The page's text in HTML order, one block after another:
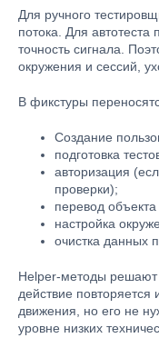
Для ручного
потока. Для автотеста
точность сигнала.
окружения и сессий,
В фикстуры
Создание
подготовка
авторизация
проверки);
перевод
настройка
очистка данных
Helper-методы решают
действие повторяется
движения, но его не
уровне низких